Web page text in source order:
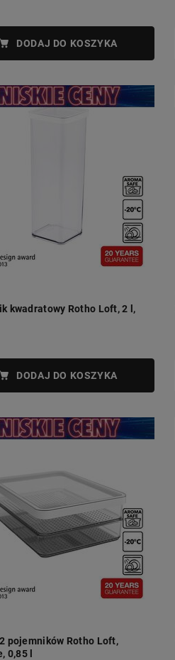
DODAJ DO KOSZYKA
kwadratowy Rotho Loft, 2 l,
DODAJ DO KOSZYKA
pojemników Rotho Loft,
0,85 l